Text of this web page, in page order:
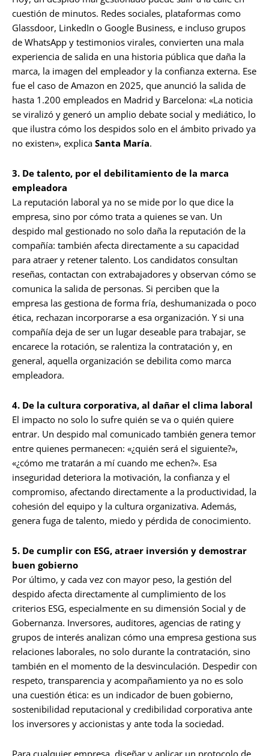
cuestión de minutos. Redes sociales, plataformas como
Glassdoor, LinkedIn o Google Business, e incluso grupos
de WhatsApp y testimonios virales, convierten una mala
experiencia de salida en una historia pública que daña la
marca, la imagen del empleador y la confianza externa. Ese
fue el caso de Amazon en 2025, que anunció la salida de
hasta 1.200 empleados en Madrid y Barcelona: «La noticia
se viralizó y generó un amplio debate social y mediático, lo
que ilustra cómo los despidos solo en el ámbito privado ya
no existen», explica Santa María.
3. De talento, por el debilitamiento de la marca
empleadora
La reputación laboral ya no se mide por lo que dice la
empresa, sino por cómo trata a quienes se van. Un
despido mal gestionado no solo daña la reputación de la
compañía: también afecta directamente a su capacidad
para atraer y retener talento. Los candidatos consultan
reseñas, contactan con extrabajadores y observan cómo se
comunica la salida de personas. Si perciben que la
empresa las gestiona de forma fría, deshumanizada o poco
ética, rechazan incorporarse a esa organización. Y si una
compañía deja de ser un lugar deseable para trabajar, se
encarece la rotación, se ralentiza la contratación y, en
general, aquella organización se debilita como marca
empleadora.
4. De la cultura corporativa, al dañar el clima laboral
El impacto no solo lo sufre quién se va o quién quiere
entrar. Un despido mal comunicado también genera temor
entre quienes permanecen: «¿quién será el siguiente?»,
«¿cómo me tratarán a mí cuando me echen?». Esa
inseguridad deteriora la motivación, la confianza y el
compromiso, afectando directamente a la productividad, la
cohesión del equipo y la cultura organizativa. Además,
genera fuga de talento, miedo y pérdida de conocimiento.
5. De cumplir con ESG, atraer inversión y demostrar
buen gobierno
Por último, y cada vez con mayor peso, la gestión del
despido afecta directamente al cumplimiento de los
criterios ESG, especialmente en su dimensión Social y de
Gobernanza. Inversores, auditores, agencias de rating y
grupos de interés analizan cómo una empresa gestiona sus
relaciones laborales, no solo durante la contratación, sino
también en el momento de la desvinculación. Despedir con
respeto, transparencia y acompañamiento ya no es solo
una cuestión ética: es un indicador de buen gobierno,
sostenibilidad reputacional y credibilidad corporativa ante
los inversores y accionistas y ante toda la sociedad.
Para cualquier empresa, diseñar y aplicar un protocolo de